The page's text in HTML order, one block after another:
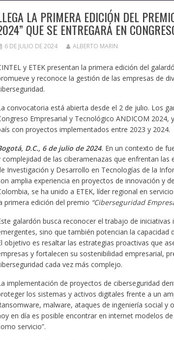
LA PRIMERA EDICIÓN DEL
QUE SE ENTREGARÁ EN
6 DE JULIO DE 2024 ALBERTO MARIN
y ETEK presentan la primera edición del
y reconoce la gestión de las empresas de
convocatoria está abierta desde el 2 de julio. Los
Empresarial y Tecnológico ANDICOM
con proyectos implementados entre 2023 y 2024.
D.C., 6 de julio de 2024. En un contexto de
complejidad de las ciberamenazas que enfrentan
Investigación y Desarrollo en Tecnologías de la
amplia experiencia en proyectos de innovación y
se ha unido a ETEK, líder regional en
primera edición del premio “Ciberseguridad
galardón busca reconocer el trabajo de
sino que también potencian la capacidad
objetivo es resaltar las estrategias proactivas que
y fortalecen su sostenibilidad empresarial,
cada vez más complejo.
implementación de proyectos de ciberseguridad
los sistemas y activos digitales frente a un
malware, ataques de ingeniería social
en día es posible encontrar en internet modelos
servicio”.